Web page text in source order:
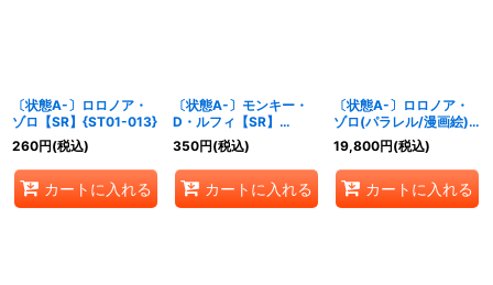
〔状態A-〕ロロノア・
ゾロ【SR】{ST01-013}
260円(税込)
カートに入れる
〔状態A-〕モンキー・
D・ルフィ【SR】
{ST10-006}
350円(税込)
カートに入れる
〔状態A-〕ロロノア・
ゾロ(パラレル/漫画絵)
【L/P】{OP01-001}
19,800円(税込)
カートに入れる